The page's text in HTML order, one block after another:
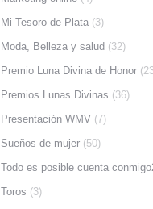
Mi Tesoro de Plata (3)
Moda, Belleza y salud (32)
Premio Luna Divina de Honor
Premios Lunas Divinas (36)
Presentación WMV (7)
Sueños de mujer (50)
Todo es posible cuenta
Toros (3)